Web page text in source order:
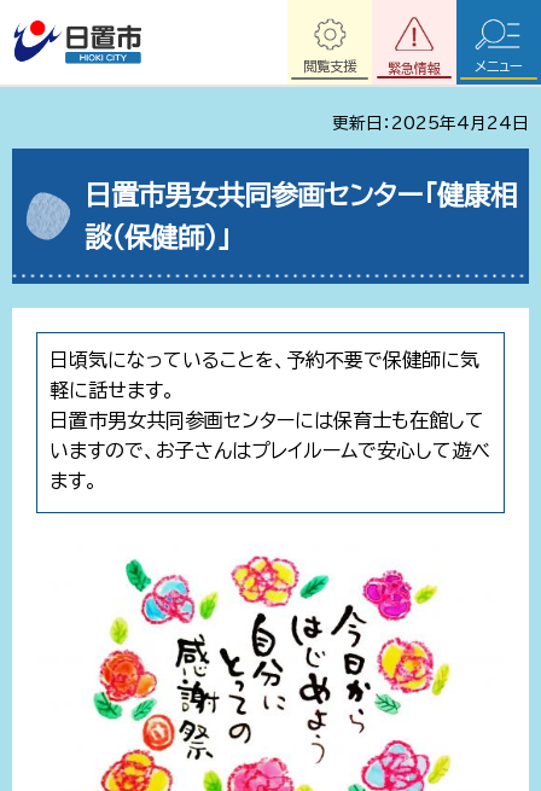
緊急情報
閲覧支援 メニュー
更新日：2025年4月24日
日置市男女共同参画センター「健康相
談（保健師）」
日頃気になっていることを、予約不要で保健師に気
軽に話せます。
日置市男女共同参画センターには保育士も在館して
いますので、お子さんはプレイルームで安心して遊べ
ます。